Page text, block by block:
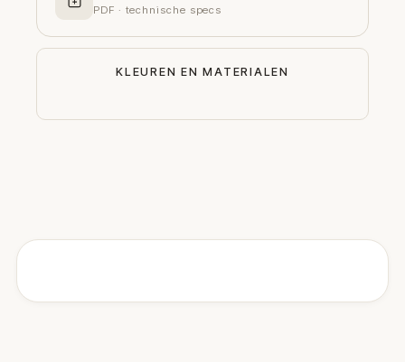
PDF · technische specs
KLEUREN EN MATERIALEN